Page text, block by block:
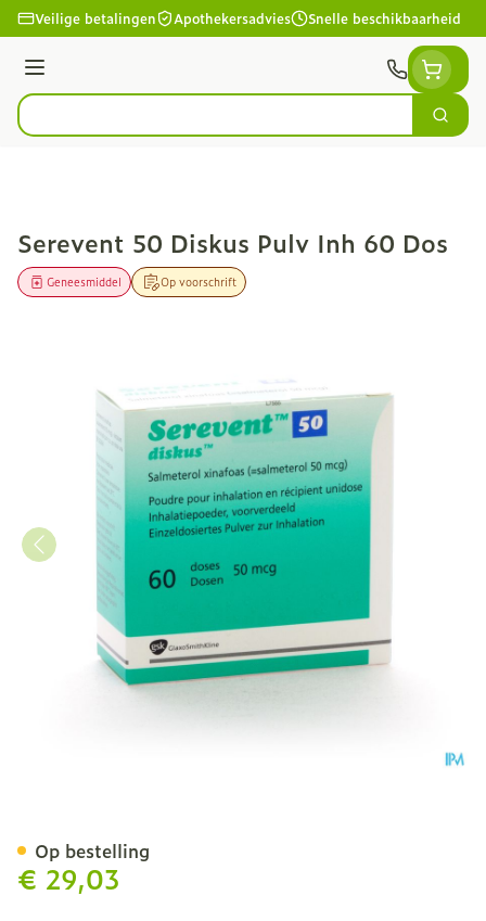
Ga naar de inhoud
Veilige betalingen Apothekersadvies Snelle beschikbaarheid
Menu
Product, merk, categorie...
Zoek
Serevent 50 Diskus Pulv Inh 60 Dos
Op voorschrift
Geneesmiddel
€ 29,03
Op bestelling